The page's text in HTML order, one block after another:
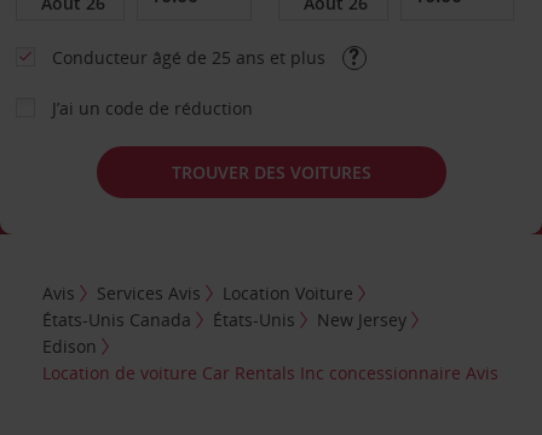
Conducteur âgé de 25 ans et plus
J’ai un code de réduction
TROUVER DES VOITURES
Avis Services Avis
Location Voiture
États-Unis Canada
États-Unis
New Jersey
Edison
Location de voiture Car Rentals Inc concessionnaire Avis